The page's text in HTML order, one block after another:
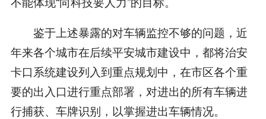
鉴于上述暴露的对车辆监控不够的问题，近
年来各个城市在后续平安城市建设中，都将治安
卡口系统建设列入到重点规划中，在市区各个重
要的出入口进行重点部署，对进出的所有车辆进
行捕获、车牌识别，以掌握进出车辆情况。